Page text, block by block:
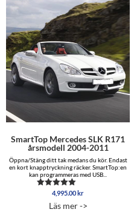
SmartTop Mercedes SLK R171
årsmodell 2004-2011
Öppna/Stäng ditt tak medans du kör. Endast
en kort knapptryckning räcker. SmartTop:en
kan programmeras med USB...
Betygsatt
av 5
4,995.00 kr
Läs mer ->